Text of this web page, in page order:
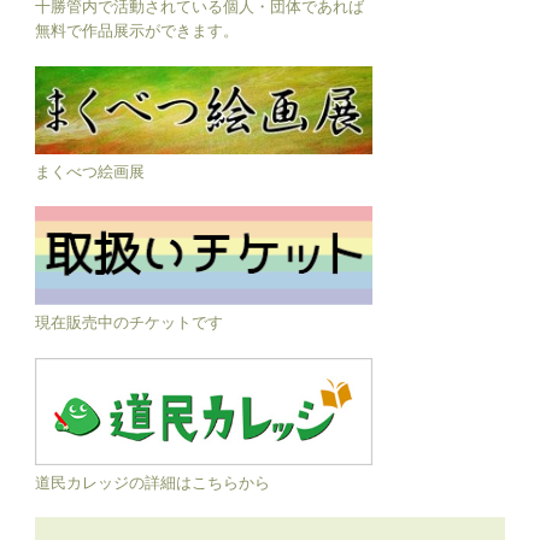
十勝管内で活動されている個人・団体であれば
無料で作品展示ができます。
まくべつ絵画展
現在販売中のチケットです
道民カレッジの詳細はこちらから